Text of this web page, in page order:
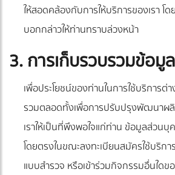
ให้สอดคล้องกับการให้บริการของเรา โ
บอกกล่าวให้ท่านทราบล่วงหน้า
3. การเก็บรวบรวมข้อ
เพื่อประโยชน์ของท่านในการใช้บริการต่
รวมตลอดทั้งเพื่อการปรับปรุงพัฒนาผ
เราให้เป็นที่พึงพอใจแก่ท่าน ข้อมูลส่วนบุ
โดยตรงในขณะลงทะเบียนสมัครใช้บริก
แบบสำรวจ หรือเข้าร่วมกิจกรรมอื่นใดข